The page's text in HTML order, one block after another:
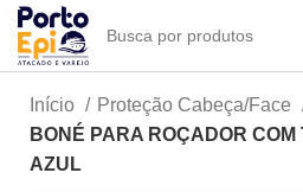
Início
Proteção Cabeça/Face
BONÉ PARA ROÇADOR
AZUL